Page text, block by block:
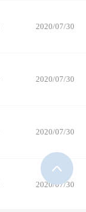
2020/07/30
2020/07/30
2020/07/30
2020/07/30